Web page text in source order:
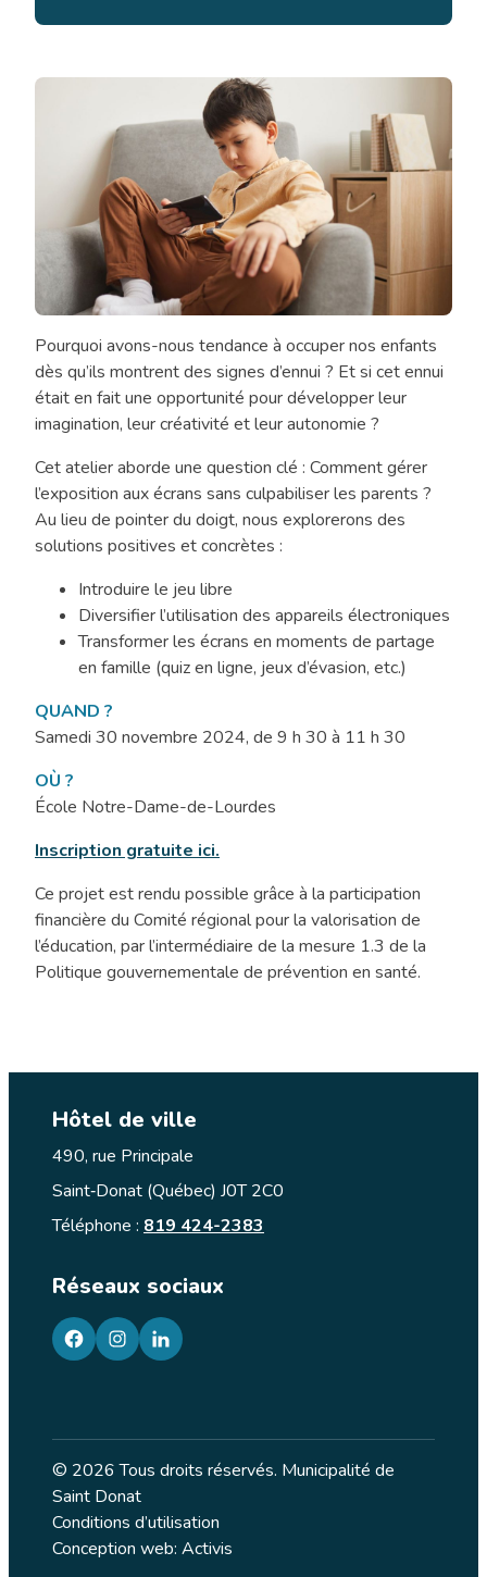
Pratique
parentale
–
L’enfant
s’ennuie
:
l’utilisation
des
écrans
Pourquoi avons-nous tendance à occuper nos enfants
dès qu’ils montrent des signes d’ennui ? Et si cet ennui
était en fait une opportunité pour développer leur
imagination, leur créativité et leur autonomie ?
Cet atelier aborde une question clé : Comment gérer
l’exposition aux écrans sans culpabiliser les parents ?
Au lieu de pointer du doigt, nous explorerons des
solutions positives et concrètes :
Introduire le jeu libre
Diversifier l’utilisation des appareils électroniques
Transformer les écrans en moments de partage
en famille (quiz en ligne, jeux d’évasion, etc.)
QUAND ?
Samedi 30 novembre 2024, de 9 h 30 à 11 h 30
OÙ ?
École Notre-Dame-de-Lourdes
Inscription gratuite ici.
Ce projet est rendu possible grâce à la participation
financière du Comité régional pour la valorisation de
l’éducation, par l’intermédiaire de la mesure 1.3 de la
Politique gouvernementale de prévention en santé.
Hôtel de ville
490, rue Principale
Saint‑Donat (Québec) J0T 2C0
Téléphone : 819 424-2383
Réseaux sociaux
facebookgoogleplusgoogleplus
© 2026 Tous droits réservés. Municipalité de
Saint Donat
Conditions d’utilisation
Conception web: Activis